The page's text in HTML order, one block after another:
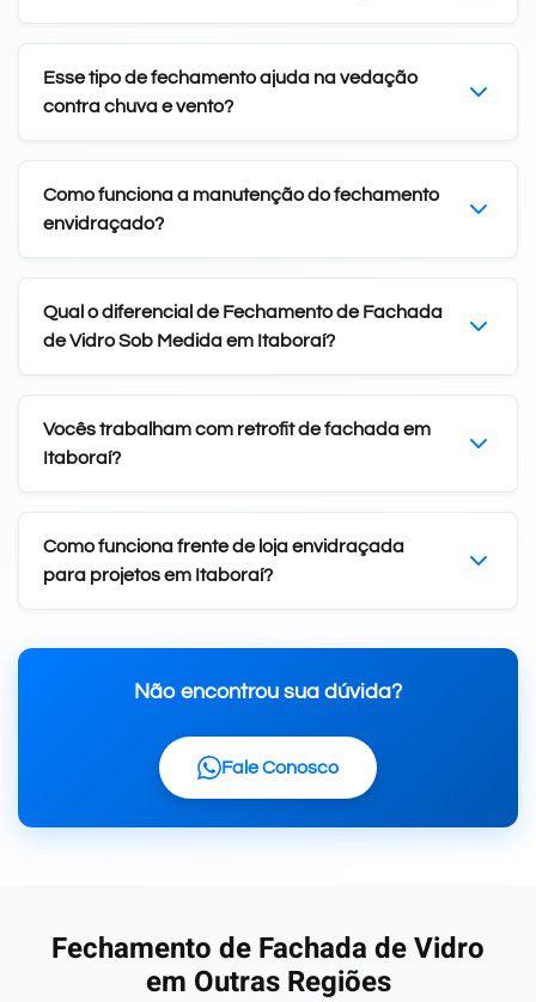
Esse tipo de fechamento ajuda na vedação
contra chuva e vento?
Como funciona a manutenção do fechamento
envidraçado?
Qual o diferencial de Fechamento de Fachada
de Vidro Sob Medida em Itaboraí?
Vocês trabalham com retrofit de fachada em
Itaboraí?
Como funciona frente de loja envidraçada
para projetos em Itaboraí?
Não encontrou sua dúvida?
Fale Conosco
Fechamento de Fachada de Vidro
em Outras Regiões